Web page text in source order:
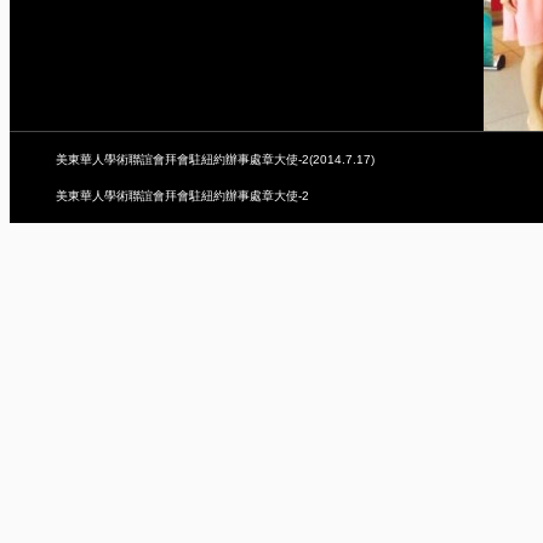
美東華人學術聯誼會拜會駐紐約辦事處章大使-2(2014.7.17)
美東華人學術聯誼會拜會駐紐約辦事處章大使-2